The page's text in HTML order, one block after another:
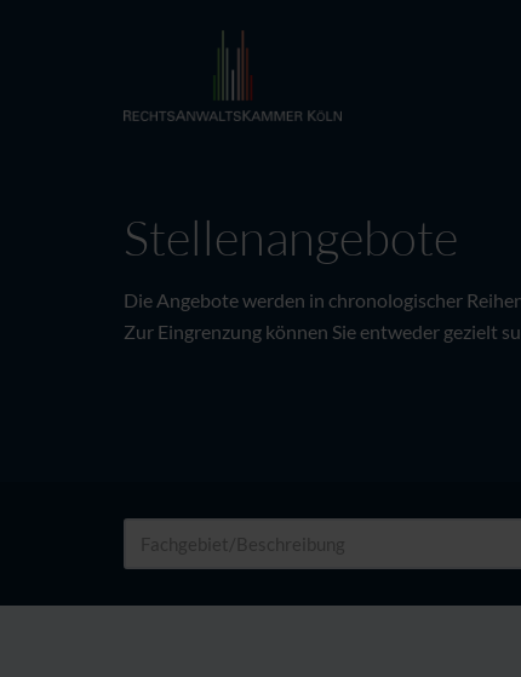
Stellenangebote
Die Angebote werden in chronologischer
Zur Eingrenzung können Sie entweder gezielt